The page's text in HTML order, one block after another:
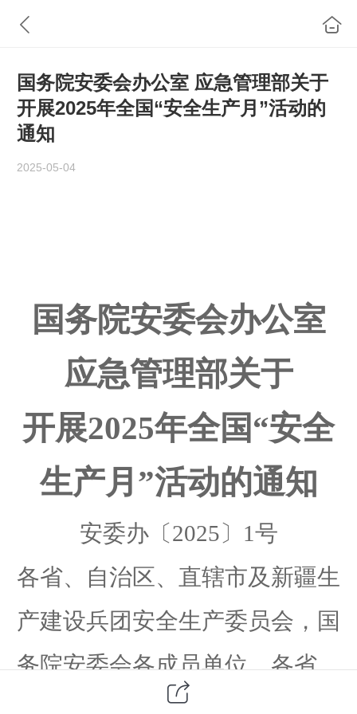
国务院安委会办公室 应急管理部关于
开展2025年全国“安全生产月”活动的
通知
2025-05-04
国务院安委会办公室
应急管理部关于
开展2025年全国“安全
生产月”活动的通知
安委办〔2025〕 1号
各省、自治区、直辖市及新疆生
产建设兵团安全生产委员会，国
务院安委会各成员单位，各省、
自治区、直辖市应急管理厅